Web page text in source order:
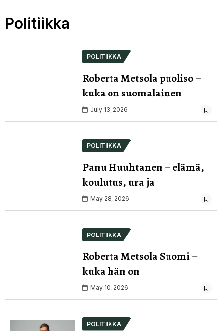
Politiikka
POLITIIKKA
Roberta Metsola puoliso –
kuka on suomalainen
July 13, 2026
POLITIIKKA
Panu Huuhtanen – elämä,
koulutus, ura ja
May 28, 2026
POLITIIKKA
Roberta Metsola Suomi –
kuka hän on
May 10, 2026
POLITIIKKA